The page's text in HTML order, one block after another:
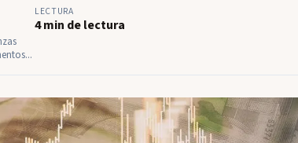
LECTURA
4 min de lectura